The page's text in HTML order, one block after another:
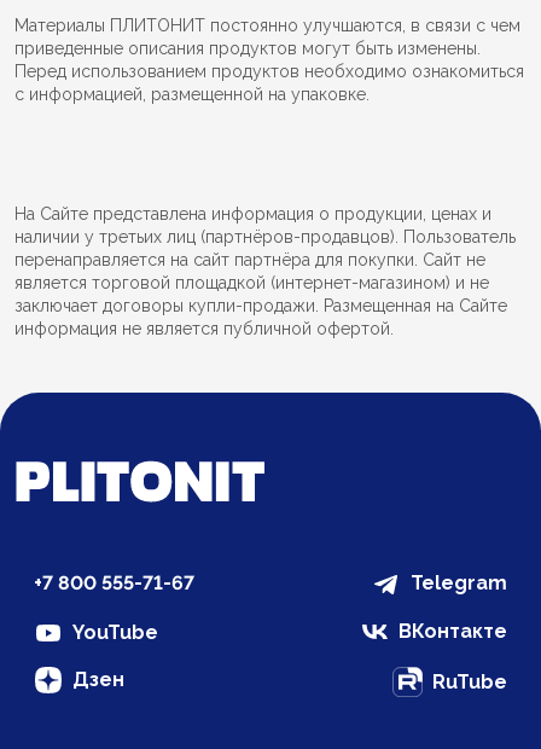
Материалы ПЛИТОНИТ постоянно улучшаются, в связи с чем
приведенные описания продуктов могут быть изменены.
Перед использованием продуктов необходимо ознакомиться
с информацией, размещенной на упаковке.
На Сайте представлена информация о продукции, ценах и
наличии у третьих лиц (партнёров-продавцов). Пользователь
перенаправляется на сайт партнёра для покупки. Сайт не
является торговой площадкой (интернет-магазином) и не
заключает договоры купли-продажи. Размещенная на Сайте
информация не является публичной офертой.
+7 800 555-71-67 Telegram
YouTube ВКонтакте
Дзен RuTube